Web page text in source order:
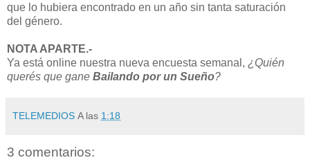
que lo hubiera encontrado en un año sin tanta saturación
del género.
NOTA APARTE.-
Ya está online nuestra nueva encuesta semanal, ¿Quién
querés que gane Bailando por un Sueño?
TELEMEDIOS A las 1:18
3 comentarios: